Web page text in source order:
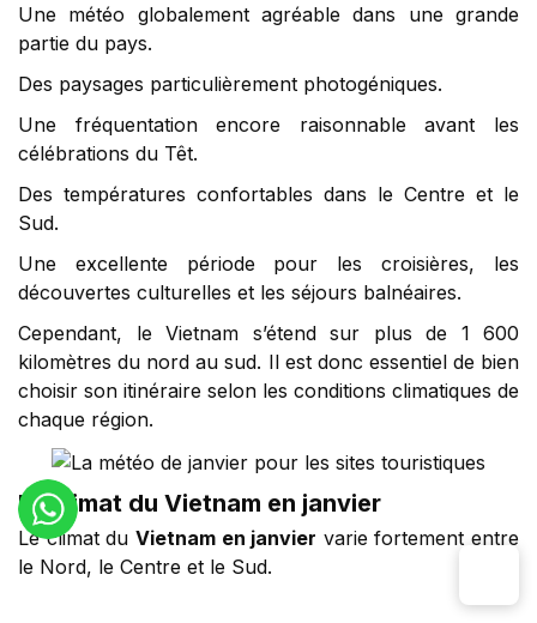
Une météo globalement agréable dans une grande
partie du pays.
Des paysages particulièrement photogéniques.
Une fréquentation encore raisonnable avant les
célébrations du Têt.
Des températures confortables dans le Centre et le
Sud.
Une excellente période pour les croisières, les
découvertes culturelles et les séjours balnéaires.
Cependant, le Vietnam s’étend sur plus de 1 600
kilomètres du nord au sud. Il est donc essentiel de bien
choisir son itinéraire selon les conditions climatiques de
chaque région.
Le climat du Vietnam en janvier
Le climat du Vietnam en janvier varie fortement entre
le Nord, le Centre et le Sud.